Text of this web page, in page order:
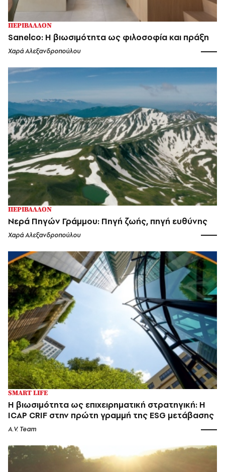
ΠΕΡΙΒΑΛΛΟΝ
Sanelco: Η βιωσιμότητα ως φιλοσοφία και πράξη
Χαρά Αλεξανδροπούλου
ΠΕΡΙΒΑΛΛΟΝ
Νερά Πηγών Γράμμου: Πηγή ζωής, πηγή ευθύνης
Χαρά Αλεξανδροπούλου
SMART LIFE
Η βιωσιμότητα ως επιχειρηματική στρατηγική: Η
ICAP CRIF στην πρώτη γραμμή της ESG μετάβασης
A.V. Team